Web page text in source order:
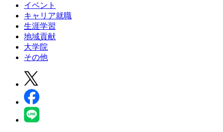
イベント
キャリア就職
生涯学習
地域貢献
大学院
その他